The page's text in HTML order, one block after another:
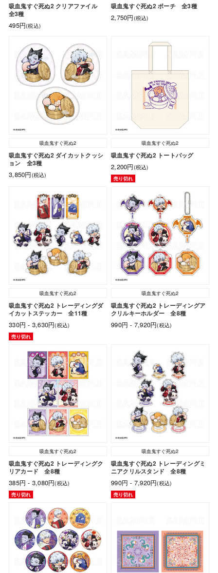
吸血鬼すぐ死ぬ2 クリアファイル
全3種
495円(税込)
吸血鬼すぐ死ぬ2 ポーチ 全3種
2,750円(税込)
吸血鬼すぐ死ぬ2
吸血鬼すぐ死ぬ2 ダイカットクッシ
ョン 全3種
3,850円(税込)
吸血鬼すぐ死ぬ2
吸血鬼すぐ死ぬ2 トートバッグ
2,200円(税込)
売り切れ
吸血鬼すぐ死ぬ2
吸血鬼すぐ死ぬ2 トレーディングダ
イカットステッカー 全11種
330円 - 3,630円(税込)
売り切れ
吸血鬼すぐ死ぬ2
吸血鬼すぐ死ぬ2 トレーディングア
クリルキーホルダー 全8種
990円 - 7,920円(税込)
吸血鬼すぐ死ぬ2
吸血鬼すぐ死ぬ2 トレーディングク
リアカード 全8種
385円 - 3,080円(税込)
売り切れ
吸血鬼すぐ死ぬ2
吸血鬼すぐ死ぬ2 トレーディングミ
ニアクリルスタンド 全8種
990円 - 7,920円(税込)
売り切れ